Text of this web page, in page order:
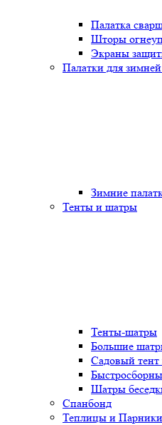
Палатка
Шторы
Экраны
Палатки для
Зимние
Тенты и шатры
Тенты-шатры
Большие
Садовый тент
Шатры
Спанбонд
Теплицы и Парники